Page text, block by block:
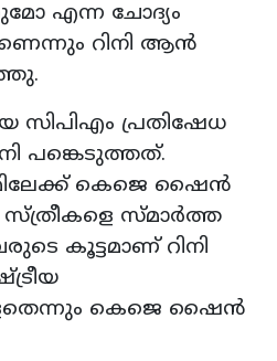
എന്ന ചോദ്യം
റിനി ആൻ
സിപിഎം പ്രതിഷേധ
പങ്കെടുത്തത്.
കെജെ ഷൈൻ
സ്മാർത്ത
കൂട്ടമാണ് റിനി
കെജെ ഷൈൻ